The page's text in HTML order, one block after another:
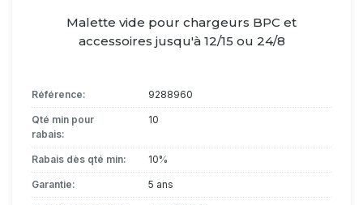
Malette vide pour chargeurs BPC et
accessoires jusqu'à 12/15 ou 24/8
Référence: 9288960
Qté min pour
rabais:
10
Rabais dès qté min: 10%
Garantie: 5 ans